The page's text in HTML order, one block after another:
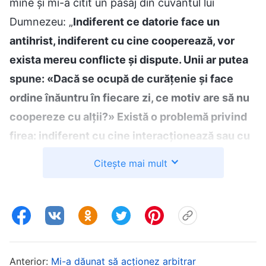
Dumnezeu: „Indiferent ce datorie face un
antihrist, indiferent cu cine cooperează, vor
exista mereu conflicte și dispute. Unii ar putea
spune: «Dacă se ocupă de curățenie și face
ordine înăuntru în fiecare zi, ce motiv are să nu
coopereze cu alții?» Există o problemă privind
firea: indiferent cu cine interacționează sau cu
întruna să-i facă morală, să-l pună să facă
astfel de persoană poate coopera cu alții? Nu
Citește mai mult
Anterior: Mi-a dăunat să acționez arbitrar